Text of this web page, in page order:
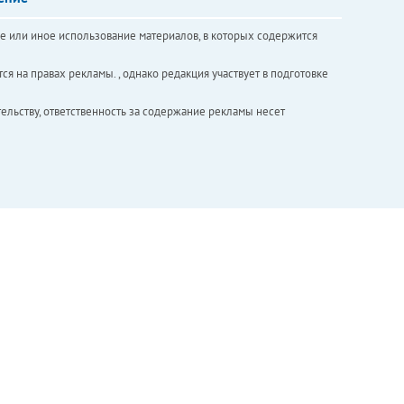
иное использование материалов, в которых содержится
правах рекламы. , однако редакция участвует в подготовке
ответственность за содержание рекламы несет